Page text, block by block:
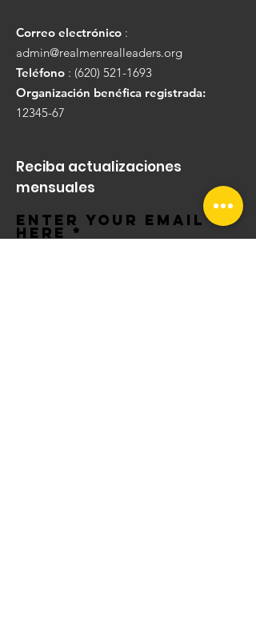
Correo electrónico :
admin@realmenrealleaders.org
Teléfono : (620) 521-1693
Organización benéfica registrada:
12345-67
Reciba actualizaciones
mensuales
Enter your email
here